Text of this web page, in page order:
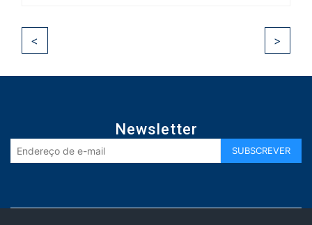
< >
Newsletter